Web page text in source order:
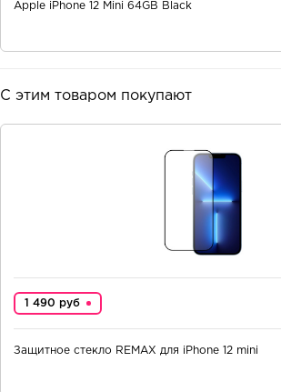
Apple iPhone 12 Mini 64GB Black
С этим товаром покупают
1 490 руб
Защитное стекло REMAX для iPhone 12 mini